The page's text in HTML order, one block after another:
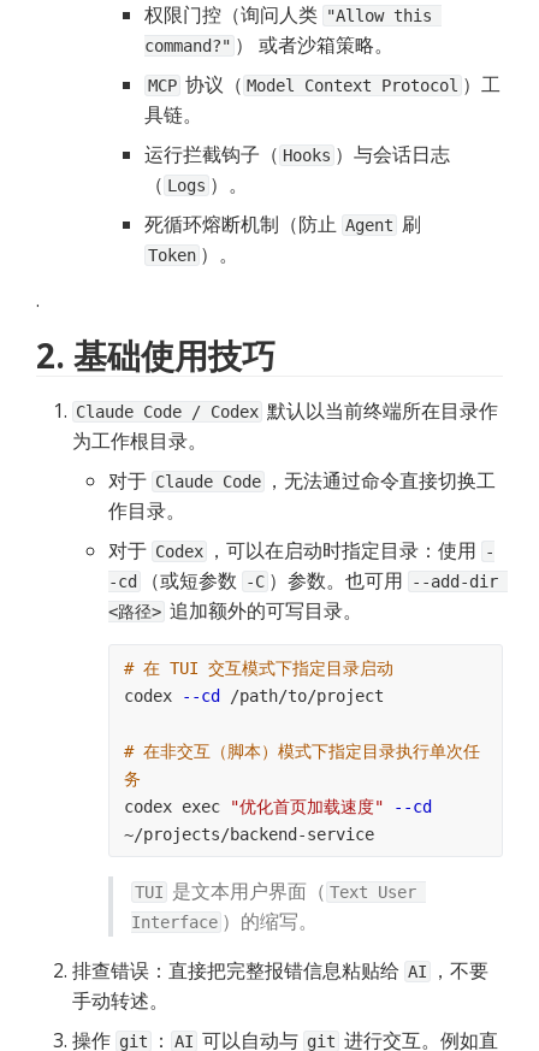
权限门控（询问人类 "Allow this
command?" ） 或者沙箱策略。
MCP 协议（ Model Context Protocol ）工
具链。
运行拦截钩子（ Hooks ）与会话日志
（ Logs ）。
死循环熔断机制（防止 Agent
Token ）。
.
2. 基础使用技巧
Claude Code / Codex 默认以当前终端所在目录作
为工作根目录。
对于 Claude Code
，无法通过命令直接切换工
作目录。
对于 Codex ，可以在启动时指定目录：使用
-
-cd
（或短参数 -C ）参数。也可用
--add-dir
<路径> 追加额外的可写目录。
# 在 TUI 交互模式下指定目录启动
codex
--cd /path/to/project
# 在非交互（脚本）模式下指定目录执行单次任
务
codex exec
"优化首页加载速度"
--cd
~/projects/backend-service
TUI 是文本用户界面（ Text User
Interface ）的缩写。
排查错误：直接把完整报错信息粘贴给 AI
，不要
手动转述。
操作 git ： AI 可以自动与 git 进行交互。例如直